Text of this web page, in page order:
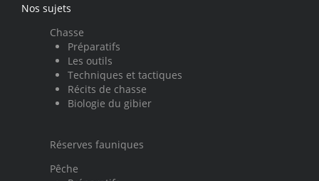
Nos sujets
Chasse
Préparatifs
Les outils
Techniques et tactiques
Récits de chasse
Biologie du gibier
Réserves fauniques
Pêche